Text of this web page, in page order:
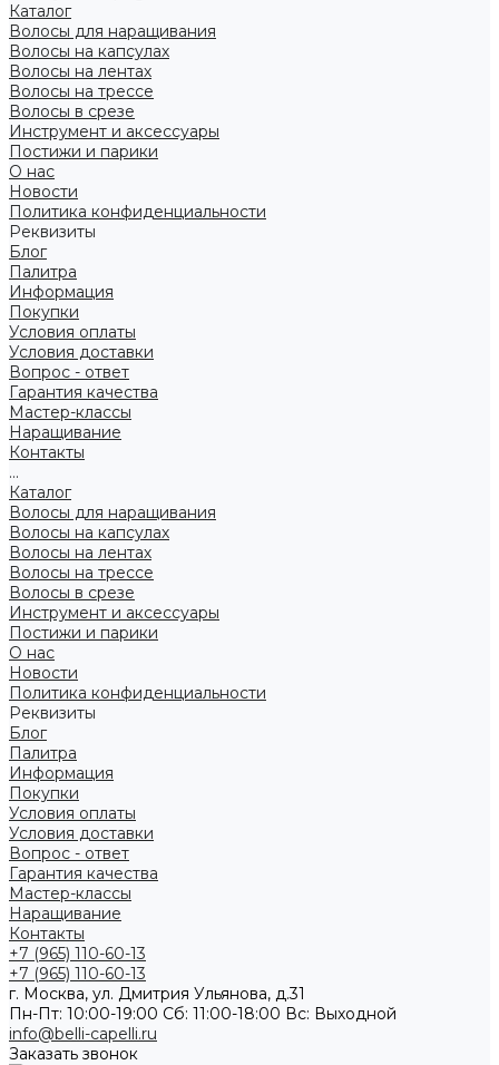
Каталог
Волосы для наращивания
Волосы на капсулах
Волосы на лентах
Волосы на трессе
Волосы в срезе
Инструмент и аксессуары
Постижи и парики
О нас
Новости
Политика конфиденциальности
Реквизиты
Блог
Палитра
Информация
Покупки
Условия оплаты
Условия доставки
Вопрос - ответ
Гарантия качества
Мастер-классы
Наращивание
Контакты
...
Каталог
Волосы для наращивания
Волосы на капсулах
Волосы на лентах
Волосы на трессе
Волосы в срезе
Инструмент и аксессуары
Постижи и парики
О нас
Новости
Политика конфиденциальности
Реквизиты
Блог
Палитра
Информация
Покупки
Условия оплаты
Условия доставки
Вопрос - ответ
Гарантия качества
Мастер-классы
Наращивание
Контакты
+7 (965) 110-60-13
+7 (965) 110-60-13
г. Москва, ул. Дмитрия Ульянова, д.31
Пн-Пт: 10:00-19:00 Cб: 11:00-18:00 Вс: Выходной
info@belli-capelli.ru
Заказать звонок